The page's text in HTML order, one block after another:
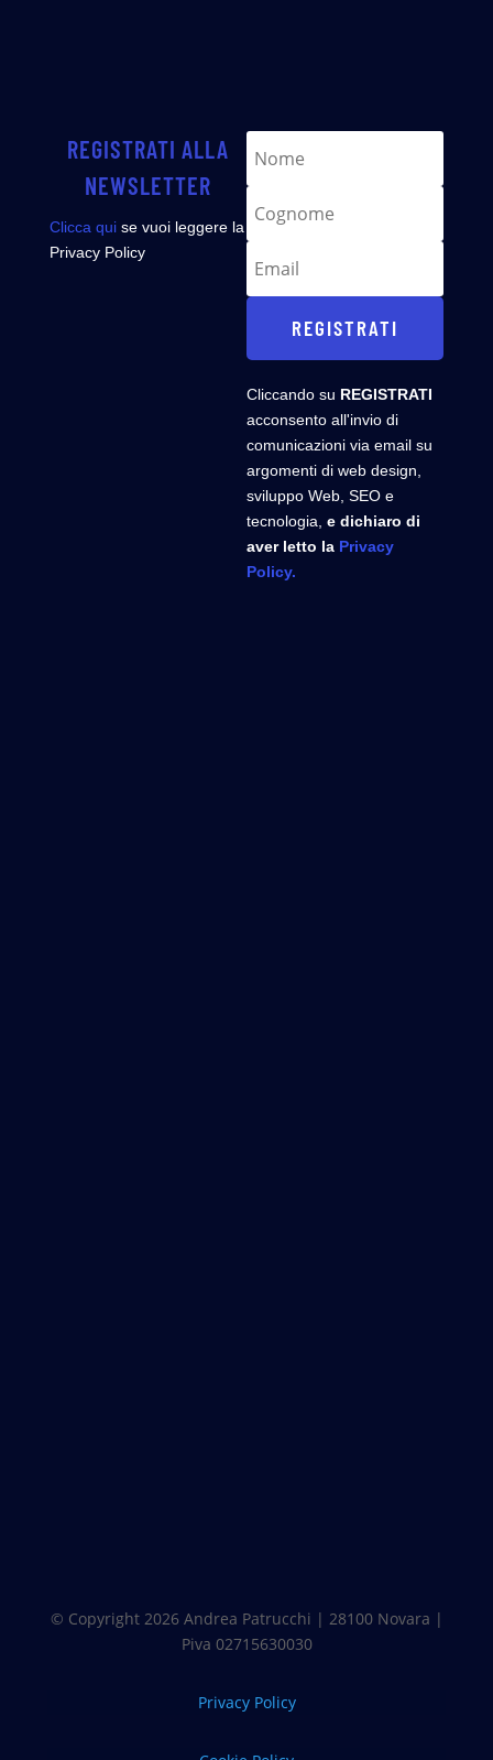
REGISTRATI ALLA
NEWSLETTER
Clicca quise vuoi leggere la
Privacy Policy
REGISTRATI
Cliccando su REGISTRATI
acconsento all'invio di
comunicazioni via email su
argomenti di web design,
sviluppo Web, SEO e
tecnologia, e dichiaro di
aver letto la Privacy
Policy.
© Copyright 2026 Andrea Patrucchi | 28100 Novara |
Piva 02715630030
Privacy Policy